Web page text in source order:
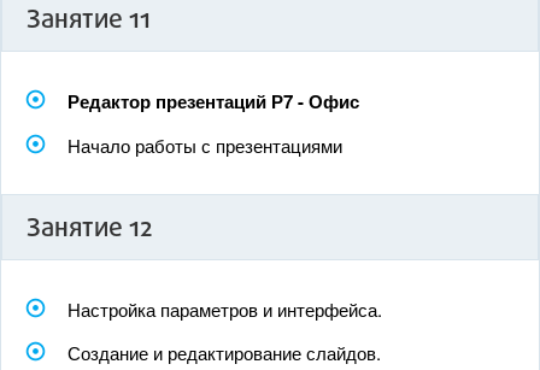
Занятие 11
Редактор презентаций Р7 - Офис
Начало работы с презентациями
Занятие 12
Настройка параметров и интерфейса.
Создание и редактирование слайдов.